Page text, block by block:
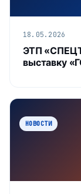
18.05.2026
ЭТП
выставку
НОВОСТИ